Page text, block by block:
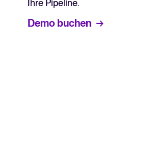
Ihre Pipeline.
Demo buchen